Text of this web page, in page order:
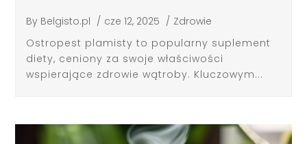
By Belgisto.pl / cze 12, 2025 / Zdrowie
Ostropest plamisty to popularny suplement
diety, ceniony za swoje właściwości
wspierające zdrowie wątroby. Kluczowym...